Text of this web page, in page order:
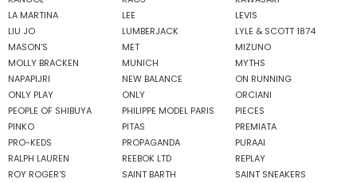
LA MARTINA
LEE
LEVIS
LIU JO
LUMBERJACK
LYLE & SCOTT 1874
MASON'S
MET
MIZUNO
MOLLY BRACKEN
MUNICH
MYTHS
NAPAPIJRI
NEW BALANCE
ON RUNNING
ONLY PLAY
ONLY
ORCIANI
PEOPLE OF SHIBUYA
PHILIPPE MODEL PARIS
PIECES
PINKO
PITAS
PREMIATA
PRO-KEDS
PROPAGANDA
PURAAI
RALPH LAUREN
REEBOK LTD
REPLAY
ROY ROGER'S
SAINT BARTH
SAINT SNEAKERS